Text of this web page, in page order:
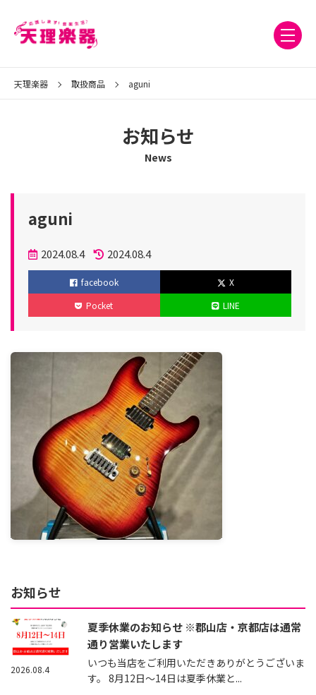
天理楽器 取扱商品 aguni
お知らせ
News
aguni
投
稿
日
2024.08.4
更
新
2024.08.4
facebook
X
Pocket
LINE
お知らせ
夏季休業のお知らせ ※郡山店・京都店は通常
通り営業いたします
いつも当店をご利用いただきありがとうございま
す。 8月12日～14日は夏季休業と...
2026.08.4